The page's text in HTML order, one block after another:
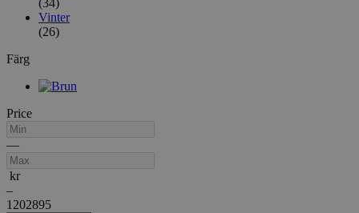
(34)
Vinter
(26)
Färg
Price
Min
—Max
kr
–
1202895